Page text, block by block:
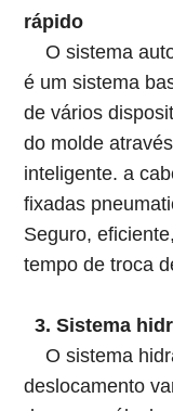
rápido
O sistema
é um sistema
de vários
do molde
inteligente. a
fixadas
Seguro,
tempo de troca
3. Sistema
O sistema
deslocamento